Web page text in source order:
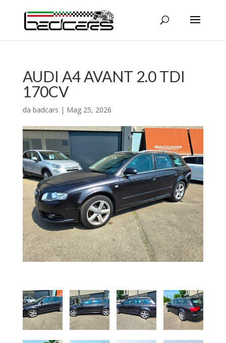
AUDI A4 AVANT 2.0 TDI
170CV
da badcars | Mag 25, 2026